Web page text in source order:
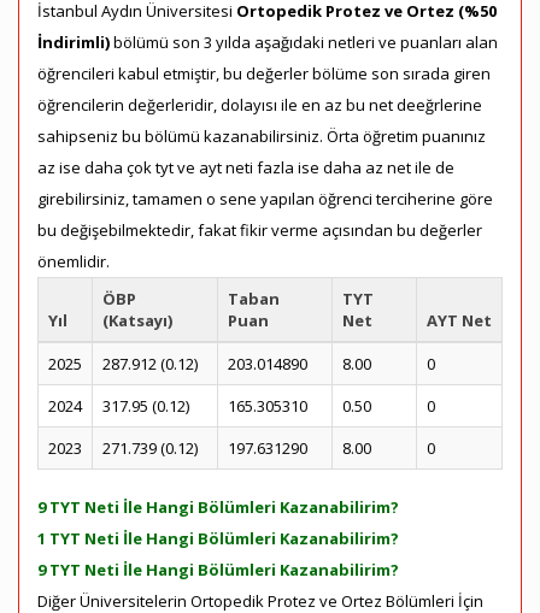
İstanbul Aydın Üniversitesi Ortopedik Protez ve Ortez (%50
İndirimli)bölümü son 3 yılda aşağıdaki netleri ve puanları alan
öğrencileri kabul etmiştir, bu değerler bölüme son sırada giren
öğrencilerin değerleridir, dolayısı ile en az bu net deeğrlerine
sahipseniz bu bölümü kazanabilirsiniz. Örta öğretim puanınız
az ise daha çok tyt ve ayt neti fazla ise daha az net ile de
girebilirsiniz, tamamen o sene yapılan öğrenci terciherine göre
bu değişebilmektedir, fakat fikir verme açısından bu değerler
önemlidir.
Yıl
ÖBP
(Katsayı)
Taban
Puan
TYT
Net
AYT Net
2025
287.912 (0.12) 203.014890 8.00
0
2024
317.95 (0.12) 165.305310 0.50
0
2023
271.739 (0.12) 197.631290 8.00 0
9 TYT Neti İle Hangi Bölümleri Kazanabilirim?
1 TYT Neti İle Hangi Bölümleri Kazanabilirim?
9 TYT Neti İle Hangi Bölümleri Kazanabilirim?
Diğer Üniversitelerin Ortopedik Protez ve Ortez Bölümleri İçin